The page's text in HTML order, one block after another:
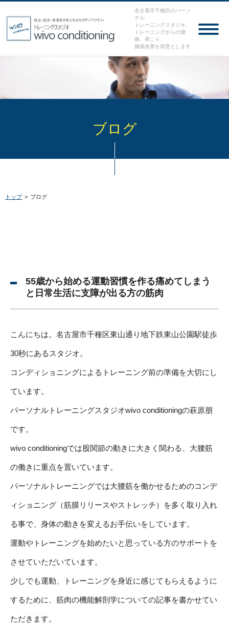
名古屋市千種区のパーソ
ナル
トレーニングスタジオ。
トレーニングからの腰
痛、肩こり、
膝痛改善を得意とします
ブログ
トップ > ブログ
55歳から始める運動習慣を作る痛めてしまう
と日常生活に支障が出る方の筋肉
こんにちは。名古屋市千種区東山通り地下鉄東山公園駅徒歩
30秒にあるスタジオ。
コンディショニングによるトレーニング前の準備を大切にし
ています。
パーソナルトレーニングスタジオwivo conditioningの萩原朋
です。
wivo conditioningでは股関節の動きに大きく関わる、大腰筋
の働きに重点を置いています。
パーソナルトレーニングでは大腰筋を働かせるためのコンデ
ィショニング（筋膜リリースやストレッチ）を多く取り入れ
る事で、身体の動きを変えるお手伝いをしています。
運動やトレーニングを始めたいと思っている方のサポートを
させていただいています。
少しでも運動、トレーニングを身近に感じてもらえるように
するために、筋肉の機能解剖学についての記事を書かせてい
ただきます。